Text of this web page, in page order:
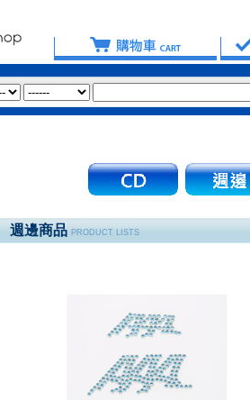
週邊商品 PRODUCT LISTS